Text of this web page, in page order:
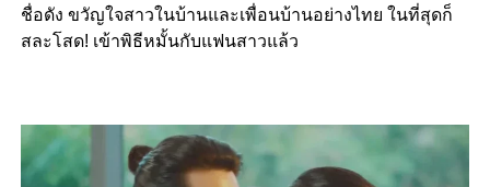
ชื่อดัง ขวัญใจสาวในบ้านและเพื่อนบ้านอย่างไทย ในที่สุดก็
สละโสด! เข้าพิธีหมั้นกับแฟนสาวแล้ว